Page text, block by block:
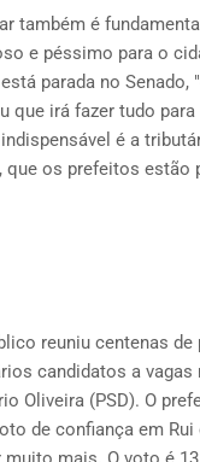
também é
e péssimo para o
parada no Senado,
que irá fazer tudo
é a
os prefeitos estão
reuniu centenas
candidatos a vagas
Oliveira (PSD). O
de confiança em